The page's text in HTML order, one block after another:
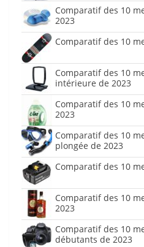
Comparatif des 10
2023
Comparatif des 10
Comparatif des 10
intérieure de 2023
Comparatif des 10
2023
Comparatif des 10
plongée de 2023
Comparatif des 10
Comparatif des 10
2023
Comparatif des 10
débutants de 2023